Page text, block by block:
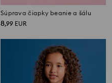
Súprava čiapky beanie a šálu
8,99 EUR